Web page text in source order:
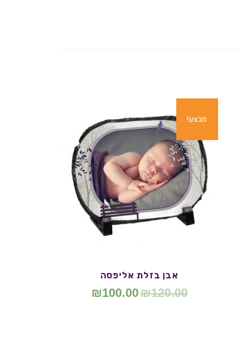
מבצע!
אבן בזלת אליפסה
₪120.00
₪100.00